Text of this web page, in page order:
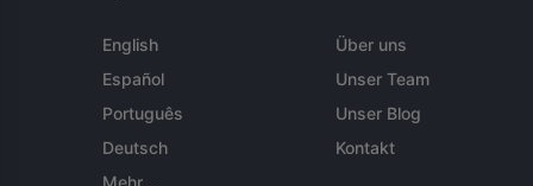
English
Español
Português
Deutsch
Mehr ...
Über uns
Unser Team
Unser Blog
Kontakt